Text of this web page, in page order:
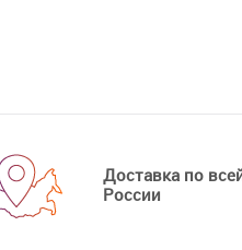
Доставка по
России